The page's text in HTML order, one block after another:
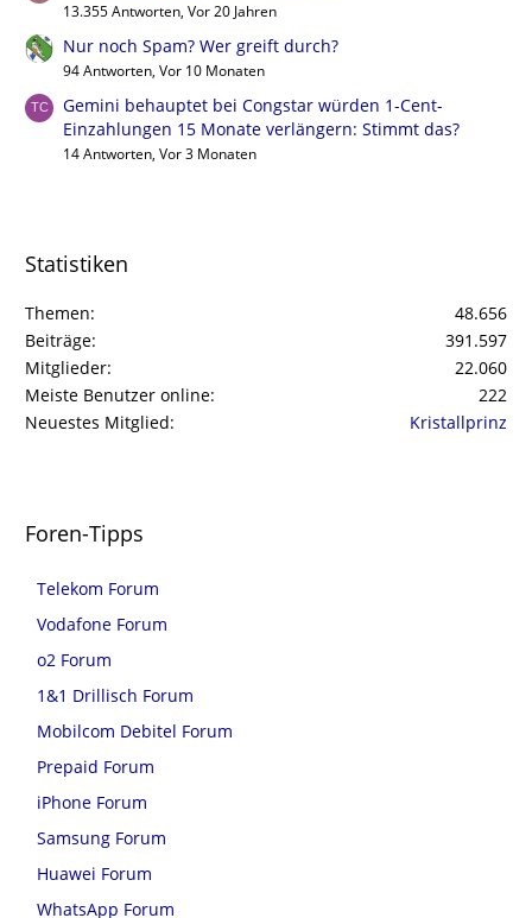
13.355 Antworten, Vor 20 Jahren
Nur noch Spam? Wer greift durch?
94 Antworten, Vor 10 Monaten
Gemini behauptet bei Congstar würden 1-Cent-
Einzahlungen 15 Monate verlängern: Stimmt das?
14 Antworten, Vor 3 Monaten
Statistiken
Themen
48.656
Beiträge
391.597
Mitglieder
22.060
Meiste Benutzer online
222
Neuestes Mitglied
Kristallprinz
Foren-Tipps
Telekom Forum
Vodafone Forum
o2 Forum
1&1 Drillisch Forum
Mobilcom Debitel Forum
Prepaid Forum
iPhone Forum
Samsung Forum
Huawei Forum
WhatsApp Forum